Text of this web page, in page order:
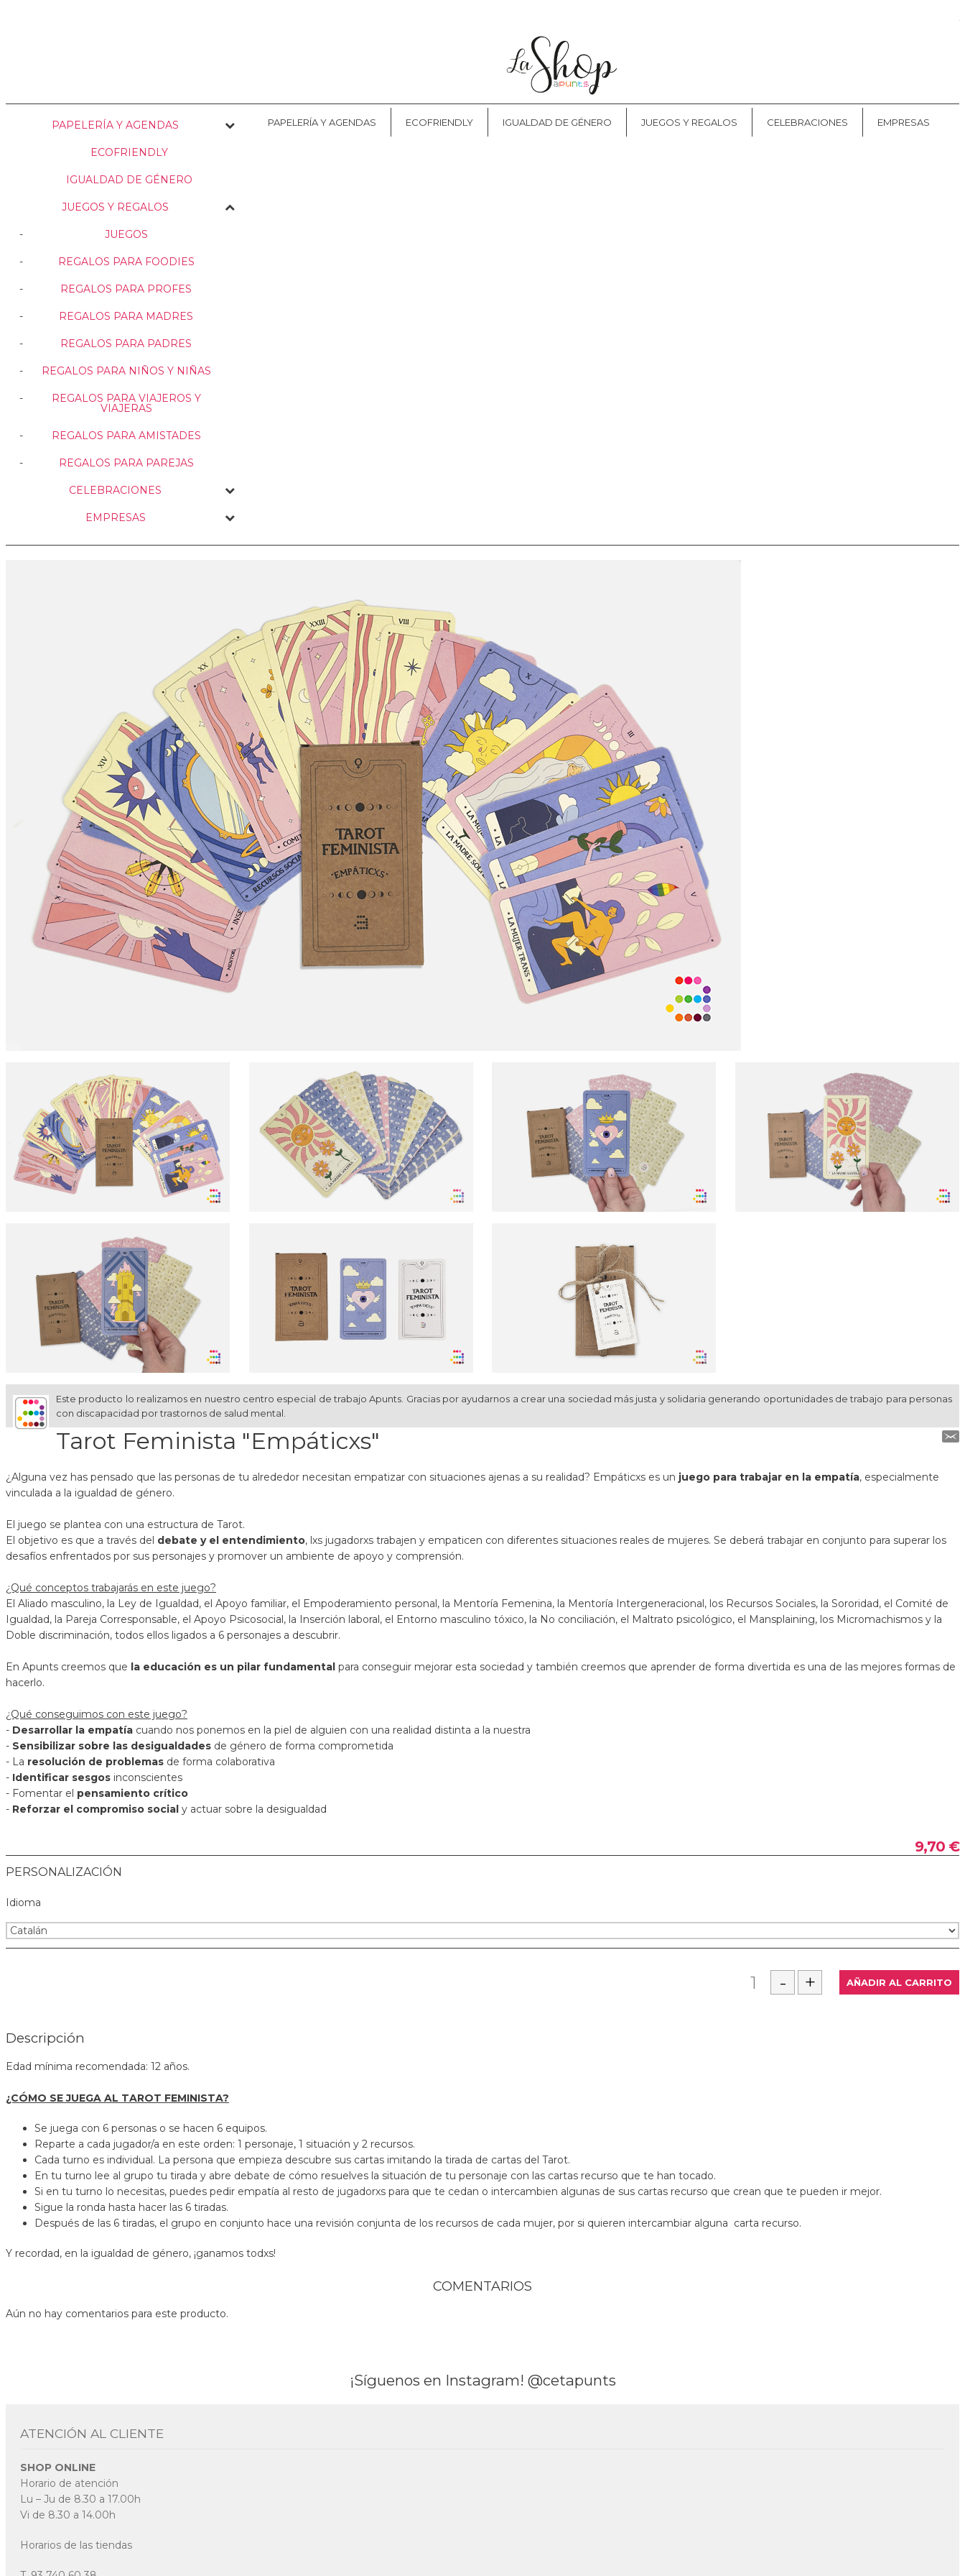
PAPELERÍA Y AGENDAS ECOFRIENDLY IGUALDAD DE GÉNERO JUEGOS Y REGALOS CELEBRACIONES EMPRESAS
PAPELERÍA Y AGENDAS
ECOFRIENDLY
IGUALDAD DE GÉNERO
JUEGOS Y REGALOS
JUEGOS
REGALOS PARA FOODIES
REGALOS PARA PROFES
REGALOS PARA MADRES
REGALOS PARA PADRES
REGALOS PARA NIÑOS Y NIÑAS
REGALOS PARA VIAJEROS Y
VIAJERAS
REGALOS PARA AMISTADES
REGALOS PARA PAREJAS
CELEBRACIONES
EMPRESAS
Este producto lo realizamos en nuestro centro especial de trabajo Apunts. Gracias por ayudarnos a crear una sociedad más justa y solidaria generando oportunidades de trabajo para personas
con discapacidad por trastornos de salud mental.
Tarot Feminista "Empáticxs"
¿Alguna vez has pensado que las personas de tu alrededor necesitan empatizar con situaciones ajenas a su realidad? Empáticxs es un juego para trabajar en la empatía, especialmente
vinculada a la igualdad de género.
El juego se plantea con una estructura de Tarot.
El objetivo es que a través del debate y el entendimiento, lxs jugadorxs trabajen y empaticen con diferentes situaciones reales de mujeres. Se deberá trabajar en conjunto para superar los
desafíos enfrentados por sus personajes y promover un ambiente de apoyo y comprensión.
¿Qué conceptos trabajarás en este juego?
El Aliado masculino, la Ley de Igualdad, el Apoyo familiar, el Empoderamiento personal, la Mentoría Femenina, la Mentoría Intergeneracional, los Recursos Sociales, la Sororidad, el Comité de
Igualdad, la Pareja Corresponsable, el Apoyo Psicosocial, la Inserción laboral, el Entorno masculino tóxico, la No conciliación, el Maltrato psicológico, el Mansplaining, los Micromachismos y la
Doble discriminación, todos ellos ligados a 6 personajes a descubrir.
En Apunts creemos que la educación es un pilar fundamental para conseguir mejorar esta sociedad y también creemos que aprender de forma divertida es una de las mejores formas de
hacerlo.
¿Qué conseguimos con este juego?
- Desarrollar la empatía cuando nos ponemos en la piel de alguien con una realidad distinta a la nuestra
- Sensibilizar sobre las desigualdades de género de forma comprometida
- La resolución de problemas de forma colaborativa
- Identificar sesgos inconscientes
- Fomentar el pensamiento crítico
- Reforzar el compromiso social y actuar sobre la desigualdad
9,70 €
PERSONALIZACIÓN
Idioma
Descripción
Edad mínima recomendada: 12 años.
¿CÓMO SE JUEGA AL TAROT FEMINISTA?
Se juega con 6 personas o se hacen 6 equipos.
Reparte a cada jugador/a en este orden: 1 personaje, 1 situación y 2 recursos.
Cada turno es individual. La persona que empieza descubre sus cartas imitando la tirada de cartas del Tarot.
En tu turno lee al grupo tu tirada y abre debate de cómo resuelves la situación de tu personaje con las cartas recurso que te han tocado.
Si en tu turno lo necesitas, puedes pedir empatía al resto de jugadorxs para que te cedan o intercambien algunas de sus cartas recurso que crean que te pueden ir mejor.
Sigue la ronda hasta hacer las 6 tiradas.
Después de las 6 tiradas, el grupo en conjunto hace una revisión conjunta de los recursos de cada mujer, por si quieren intercambiar alguna carta recurso.
Y recordad, en la igualdad de género, ¡ganamos todxs!
COMENTARIOS
Aún no hay comentarios para este producto.
¡Síguenos en Instagram! @cetapunts
ATENCIÓN AL CLIENTE
SHOP ONLINE
Horario de atención
Lu – Ju de 8.30 a 17.00h
Vi de 8.30 a 14.00h
Horarios de las tiendas